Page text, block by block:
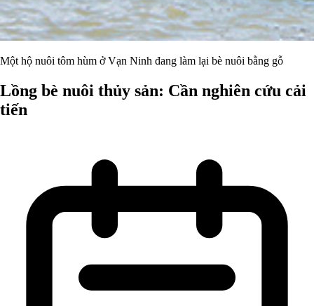
Một hộ nuôi tôm hùm ở Vạn Ninh đang làm lại bè nuôi bằng gỗ
Lồng bè nuôi thủy sản: Cần nghiên cứu cải
tiến